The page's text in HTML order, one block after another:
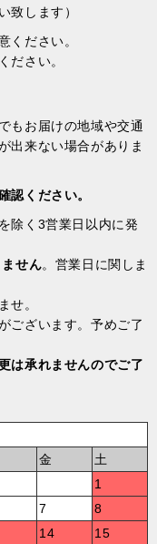
致します）
ください。
ださい。
もお届けの地域や交通
出来ない場合がありま
ください。
除く3営業日以内に発
せん。営業日に関しま
せ。
ございます。予めご了
は承れませんのでご了
金
土
1
7
8
14
15